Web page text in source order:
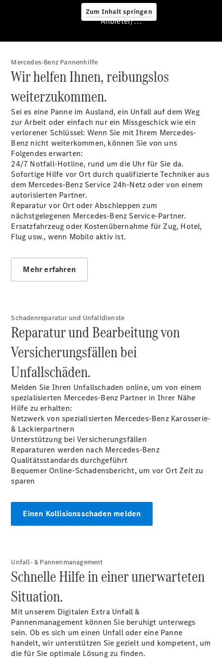
Zum Inhalt springen
Service &
Servicetermin
buchen
Digitale
Extras
Ladelösungen
Unterwegs
laden
Pannen- &
Unfallhilfe
Räder &
Reifen
Wartung,
Reparatur
Garantie
Übersicht
Reparatur
Service &
Garantie
Rückrufe
Ersatzteile
Accessories
Digitale
Broschüre
Servicetermin
Anbieter/Datenschutz
Mercedes-Benz Pannenhilfe
Wir helfen Ihnen, reibungslos
weiterzukommen.
Sei es eine Panne im Ausland, ein Unfall auf dem Weg
zur Arbeit oder einfach nur ein Missgeschick wie ein
verlorener Schlüssel: Wenn Sie mit Ihrem Mercedes-
Benz nicht weiterkommen, können Sie von uns
Folgendes erwarten:
24/7 Notfall-Hotline, rund um die Uhr für Sie da.
Sofortige Hilfe vor Ort durch qualifizierte Techniker aus
dem Mercedes-Benz Service 24h-Netzoder von einem
autorisierten Partner.
Reparatur vor Ort oder Abschleppen zum
nächstgelegenen Mercedes-Benz Service-Partner.
Ersatzfahrzeug oder Kostenübernahme für Zug, Hotel,
Flug usw., wenn Mobilo aktiv ist.
Mehr erfahren
Schadenreparatur und Unfalldienste
Reparatur und Bearbeitung von
Versicherungsfällen bei
Unfallschäden.
Melden Sie Ihren Unfallschaden online, um von einem
spezialisierten Mercedes-Benz Partner in Ihrer Nähe
Hilfe zu erhalten:
Netzwerk von spezialisierten Mercedes-Benz Karosserie-
& Lackierpartnern
Unterstützung bei Versicherungsfällen
Reparaturen werden nach Mercedes-Benz
Qualitätsstandards durchgeführt
Bequemer Online-Schadensbericht, um vor Ort Zeit zu
sparen
Einen Kollisionsschaden melden
Unfall- & Pannenmanagement
Schnelle Hilfe in einer unerwarteten
Situation.
Mit unserem Digitalen Extra Unfall &
Pannenmanagement können Sie beruhigt unterwegs
sein. Ob es sich um einen Unfall oder eine Panne
handelt, wir unterstützen Sie gezielt und kompetent, um
die für Sie optimale Lösung zu finden.